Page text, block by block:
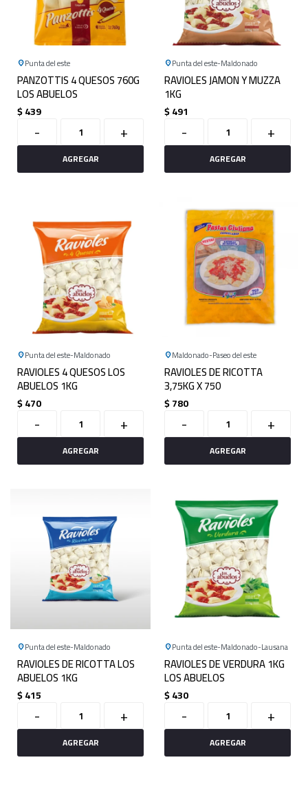
Punta del este
PANZOTTIS 4 QUESOS 760G
LOS ABUELOS
$439
- +
Punta del este Maldonado
RAVIOLES JAMON Y MUZZA
1KG
$491
- +
Punta del este Maldonado
RAVIOLES 4 QUESOS LOS
ABUELOS 1KG
$470
- +
Maldonado Paseo del este
RAVIOLES DE RICOTTA
3,75KG X 750
$780
- +
Punta del este Maldonado
RAVIOLES DE RICOTTA LOS
ABUELOS 1KG
$415
- +
Punta del este Maldonado Lausana
RAVIOLES DE VERDURA 1KG
LOS ABUELOS
$430
- +